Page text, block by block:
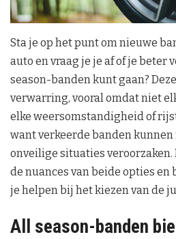
Sta je op het punt om nieuwe
auto en vraag je je af of je beter
season-banden kunt gaan?
verwarring, vooral omdat niet
elke weersomstandigheid of
want verkeerde banden
onveilige situaties veroorzaken.
de nuances van beide opties
je helpen bij het kiezen van de
All season-banden